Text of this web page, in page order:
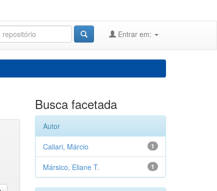
Entrar em:
Busca facetada
Autor
1
Caliari, Márcio
1
Mársico, Eliane T.